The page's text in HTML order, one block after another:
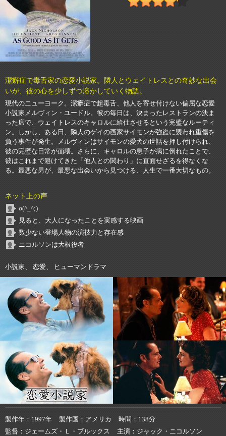
潔癖症で毒舌家の恋愛小説家。隣人とウェイトレスとの奇妙な出会
いが、彼の心を少しずつ溶かしていく物語。
現代のニューヨーク。潔癖症で超毒舌、他人を寄せ付けない偏屈な恋愛
小説家メルヴィン・ユードル。彼の毎日は、決まったレストランの決ま
った席で、ウェイトレスのキャロルに給仕させるという完璧なルーティ
ン。しかし、ある日、隣人のゲイの画家サイモンが強盗に襲われ重傷を
負う事件が発生。メルヴィンはサイモンの愛犬の世話を押し付けられ、
彼の完璧な日常が崩壊。さらに、キャロルの息子が病に倒れたことで、
彼はこれまで避けてきた「他人との関わり」に直面せざるを得なくな
る。最悪な男が、最悪な出会いから見つける、人生で一番大切なもの。
ネット上の声
σ(^_^;)
見ると、大人になったことを実感する映画
数少ない登場人物の演技力と存在感
ニコルソンは大根役者
小説家、 恋愛、 ヒューマンドラマ
製作年 1997年 製作国 アメリカ 時間
138分
監督
ジェームズ・Ｌ・ブルックス 主演 ジャック・ニコルソン